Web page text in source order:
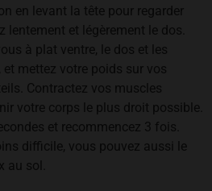
en levant la tête pour regarder
lentement et légèrement le dos.
à plat ventre, le dos et les
et mettez votre poids sur vos
Contractez vos muscles
votre corps le plus droit possible.
et recommencez 3 fois.
difficile, vous pouvez aussi le
sol.